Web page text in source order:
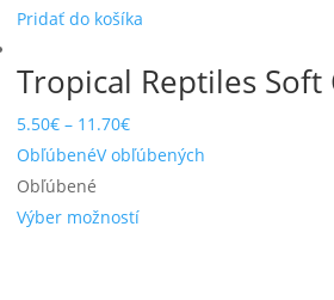
Pridať do košíka
Tropical Reptiles Soft
5.50€ – 11.70€
ObľúbenéV obľúbených
Obľúbené
Výber možností